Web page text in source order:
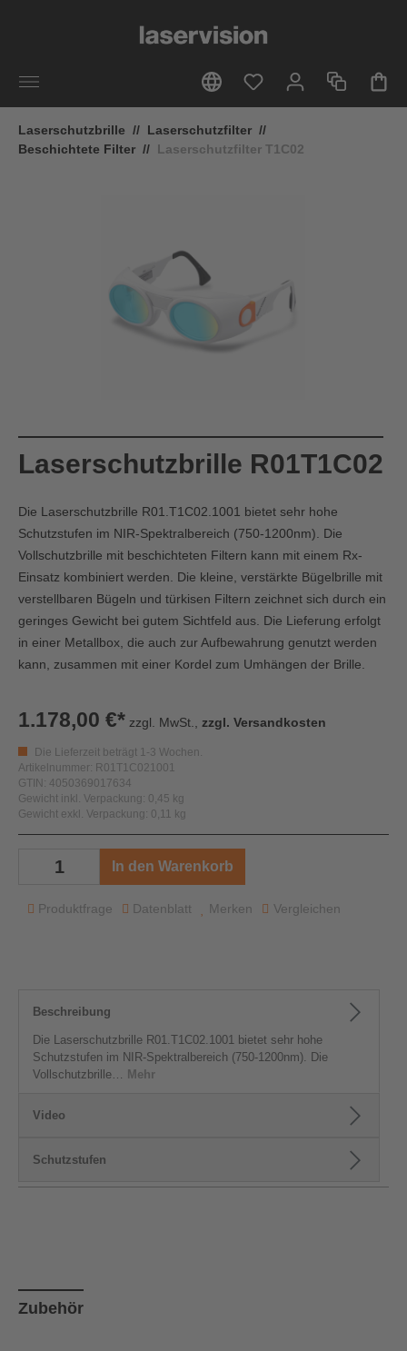
Laserschutzbrille // Laserschutzfilter //
Beschichtete Filter // Laserschutzfilter T1C02
Laserschutzbrille R01T1C02
Die Laserschutzbrille R01.T1C02.1001 bietet sehr hohe
Schutzstufen im NIR-Spektralbereich (750-1200nm). Die
Vollschutzbrille mit beschichteten Filtern kann mit einem Rx-
Einsatz kombiniert werden. Die kleine, verstärkte Bügelbrille mit
verstellbaren Bügeln und türkisen Filtern zeichnet sich durch ein
geringes Gewicht bei gutem Sichtfeld aus. Die Lieferung erfolgt
in einer Metallbox, die auch zur Aufbewahrung genutzt werden
kann, zusammen mit einer Kordel zum Umhängen der Brille.
1.178,00 €* zzgl. MwSt., zzgl. Versandkosten
Die Lieferzeit beträgt 1-3 Wochen.
Artikelnummer: R01T1C021001
GTIN: 4050369017634
Gewicht inkl. Verpackung: 0,45 kg
Gewicht exkl. Verpackung: 0,11 kg
In den Warenkorb
Produktfrage Merken Vergleichen
Datenblatt
Beschreibung
Die Laserschutzbrille R01.T1C02.1001 bietet sehr hohe
Schutzstufen im NIR-Spektralbereich (750-1200nm). Die
Vollschutzbrille… Mehr
Video
Schutzstufen
Zubehör